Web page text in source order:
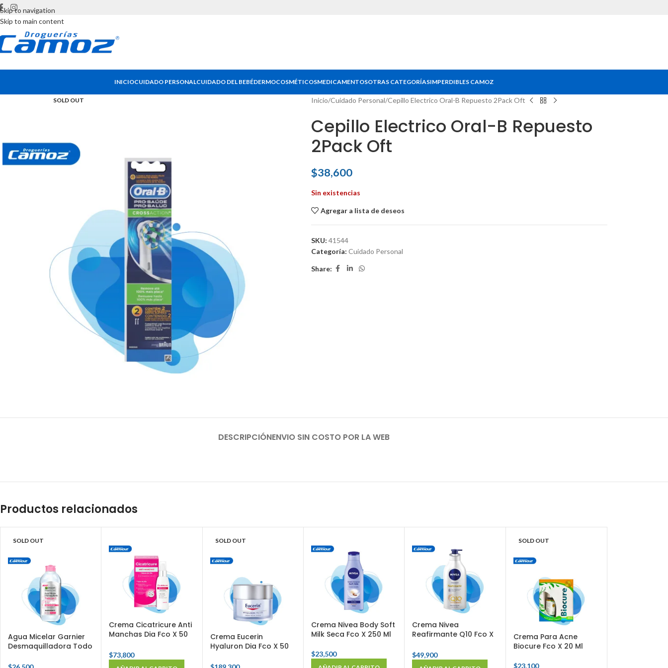
Skip to navigation
Skip to main content
INICIOCUIDADO PERSONALCUIDADO DEL BEBÉDERMOCOSMÉTICOSMEDICAMENTOSOTRAS CATEGORÍASIMPERDIBLES CAMOZ
SOLD OUT Inicio Cuidado Personal Cepillo Electrico Oral-B Repuesto 2Pack Oft
Cepillo Electrico Oral-B Repuesto
2Pack Oft
$38,600
Sin existencias
Agregar a lista de deseos
SKU: 41544
Categoría: Cuidado Personal
Share:
DESCRIPCIÓNENVIO SIN COSTO POR LA WEB
Productos relacionados
SOLD OUT
Agua Micelar Garnier
Desmaquilladora Todo
Crema Cicatricure Anti
Manchas Dia Fco X 50
$73,800
SOLD OUT
Crema Eucerin
Hyaluron Dia Fco X 50
Crema Nivea Body Soft
Milk Seca Fco X 250 Ml
$23,500
Crema Nivea
Reafirmante Q10 Fco X
$49,900
SOLD OUT
Crema Para Acne
Biocure Fco X 20 Ml
$23,100